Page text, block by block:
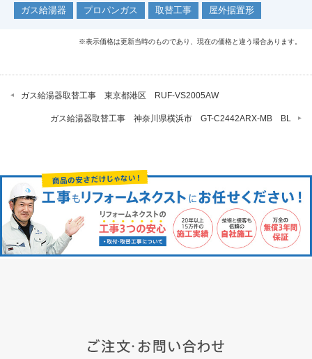
ガス給湯器 プロパンガス 取替工事 屋外据置形
※表示価格は更新当時のものであり、現在の価格と違う場合あります。
ガス給湯器取替工事 東京都港区 RUF-VS2005AW
ガス給湯器取替工事 神奈川県横浜市 GT-C2442ARX-MB BL